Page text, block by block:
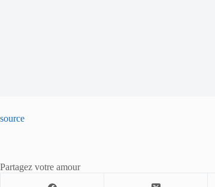
source
Partagez votre amour